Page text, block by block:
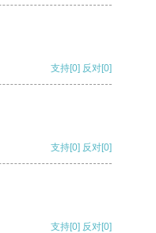
支持[0] 反对[0]
支持[0] 反对[0]
支持[0] 反对[0]